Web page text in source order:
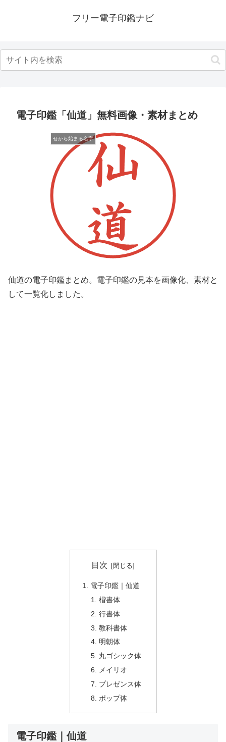
フリー電子印鑑ナビ
電子印鑑「仙道」無料画像・素材まとめ
せから始まる名字
仙道の電子印鑑まとめ。電子印鑑の見本を画像化、素材と
して一覧化しました。
目次
電子印鑑｜仙道
楷書体
行書体
教科書体
明朝体
丸ゴシック体
メイリオ
プレゼンス体
ポップ体
電子印鑑｜仙道